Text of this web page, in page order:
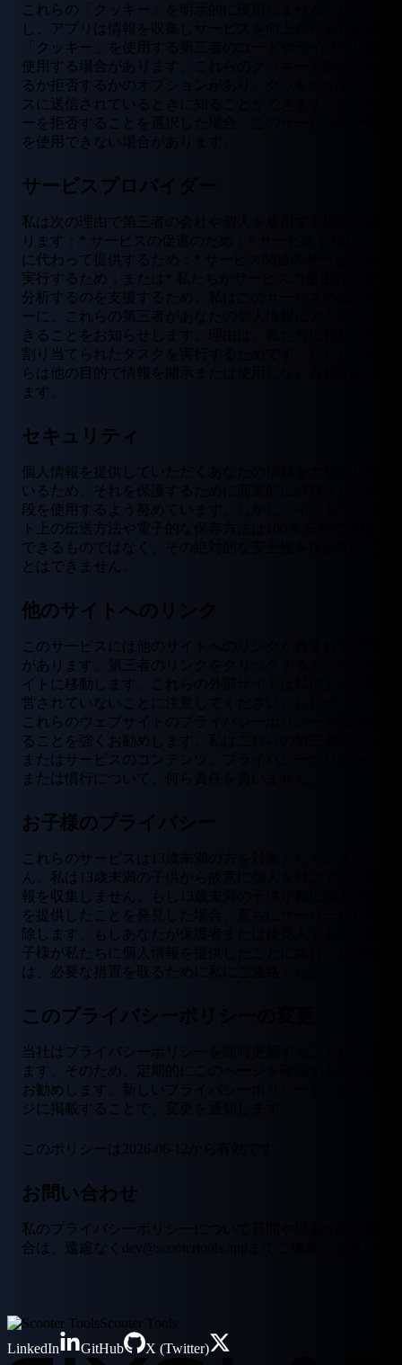
これらの「クッキー」を明示的に使用しません。しか
し、アプリは情報を収集しサービスを向上させるために
「クッキー」を使用する第三者のコードやライブラリを
使用する場合があります。これらのクッキーを受け入れ
るか拒否するかのオプションがあり、クッキーがデバイ
スに送信されているときに知ることができます。クッキ
ーを拒否することを選択した場合、このサービスの一部
を使用できない場合があります。
サービスプロバイダー
私は次の理由で第三者の会社や個人を雇用する場合があ
ります：* サービスの促進のため；* サービスを私たち
に代わって提供するため；* サービス関連のサービスを
実行するため；または* 私たちがサービスの使用方法を
分析するのを支援するため。私はこのサービスのユーザ
ーに、これらの第三者があなたの個人情報にアクセスで
きることをお知らせします。理由は、私たちに代わって
割り当てられたタスクを実行するためです。ただし、彼
らは他の目的で情報を開示または使用しない義務があり
ます。
セキュリティ
個人情報を提供していただくあなたの信頼を大切にして
いるため、それを保護するために商業的に許容される手
段を使用するよう努めています。しかし、インターネッ
ト上の伝送方法や電子的な保存方法は100％安全で信頼
できるものではなく、その絶対的な安全性を保証するこ
とはできません。
他のサイトへのリンク
このサービスには他のサイトへのリンクが含まれる場合
があります。第三者のリンクをクリックすると、そのサ
イトに移動します。これらの外部サイトは私によって運
営されていないことに注意してください。したがって、
これらのウェブサイトのプライバシーポリシーを確認す
ることを強くお勧めします。私はこれらの第三者サイト
またはサービスのコンテンツ、プライバシーポリシー、
または慣行について、何ら責任を負いません。
お子様のプライバシー
これらのサービスは13歳未満の方を対象としていませ
ん。私は13歳未満の子供から故意に個人を特定できる情
報を収集しません。もし13歳未満の子供が私に個人情報
を提供したことを発見した場合、直ちにサーバーから削
除します。もしあなたが保護者または後見人であり、お
子様が私たちに個人情報を提供したことに気付いた場合
は、必要な措置を取るために私にご連絡ください。
このプライバシーポリシーの変更
当社はプライバシーポリシーを随時更新することがあり
ます。そのため、定期的にこのページを確認することを
お勧めします。新しいプライバシーポリシーをこのペー
ジに掲載することで、変更を通知します。
このポリシーは2026-06-12から有効です
お問い合わせ
私のプライバシーポリシーについて質問や提案がある場
合は、遠慮なくdev@scootertools.appまでご連絡ください
Scooter Tools
LinkedIn
GitHub X (Twitter)